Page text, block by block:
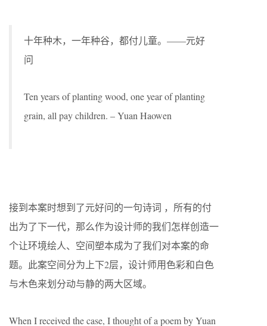
十年种木，一年种谷，都付儿童。——元好
问
Ten years of planting wood, one year of planting
grain, all pay children. – Yuan Haowen
接到本案时想到了元好问的一句诗词 ，所有的付
出为了下一代，那么作为设计师的我们怎样创造一
个让环境绘人、空间塑本成为了我们对本案的命
题。此案空间分为上下2层，设计师用色彩和白色
与木色来划分动与静的两大区域。
When I received the case, I thought of a poem by Yuan